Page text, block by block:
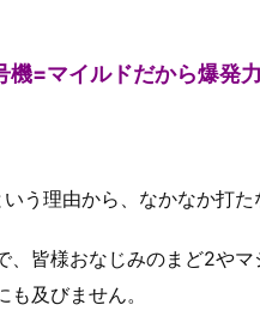
機=マイルドだから爆発
う理由から、なかなか打た
、皆様おなじみのまど2や
も及びません。